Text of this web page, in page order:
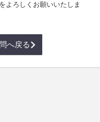
よろしくお願いいたしま
へ戻る